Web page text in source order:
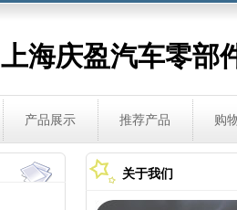
上海庆盈汽车零部
产品展示 推荐产品 购
关于我们